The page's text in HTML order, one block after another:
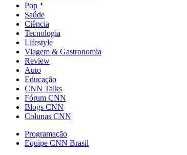
Pop
Saúde
Ciência
Tecnologia
Lifestyle
Viagem & Gastronomia
Review
Auto
Educação
CNN Talks
Fórum CNN
Blogs CNN
Colunas CNN
Programação
Equipe CNN Brasil